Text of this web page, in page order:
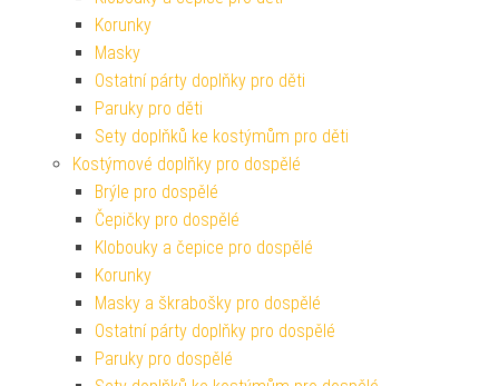
Korunky
Masky
Ostatní párty doplňky pro děti
Paruky pro děti
Sety doplňků ke kostýmům pro děti
Kostýmové doplňky pro dospělé
Brýle pro dospělé
Čepičky pro dospělé
Klobouky a čepice pro dospělé
Korunky
Masky a škrabošky pro dospělé
Ostatní párty doplňky pro dospělé
Paruky pro dospělé